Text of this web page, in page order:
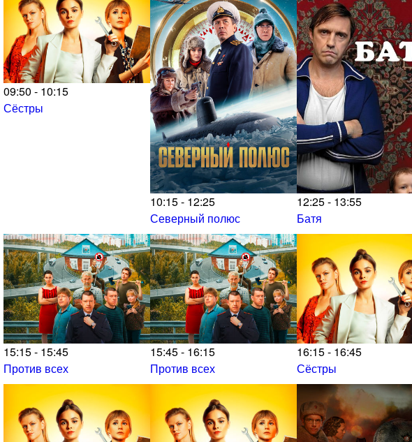
09:50 - 10:15
Сёстры
10:15 - 12:25
Северный полюс
12:25 - 13:55
Батя
15:15 - 15:45
Против всех
15:45 - 16:15
Против всех
16:15 - 16:45
Сёстры